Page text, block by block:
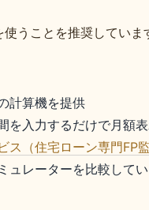
うことを推奨していま
計算機を提供
を入力するだけで月額
ス（住宅ローン専門FP
ュレーターを比較して